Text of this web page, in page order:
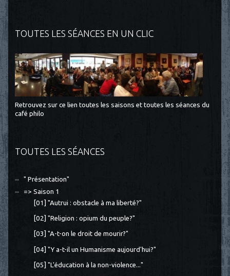
TOUTES LES SÉANCES EN UN CLIC
Retrouvez sur ce lien toutes les saisons et toutes les séances du
café philo
TOUTES LES SÉANCES
" Présentation"
=> Saison 1
[01] "Autrui : obstacle à ma liberté?"
[02] "Religion : opium du peuple?"
[03] "A-t-on le droit de mourir?"
[04] "Y a-t-il un Humanisme aujourd'hui?"
[05] "L'éducation à la non-violence..."